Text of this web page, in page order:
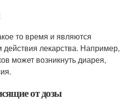
то время и являются
действия лекарства. Например,
может возникнуть диарея,
от дозы